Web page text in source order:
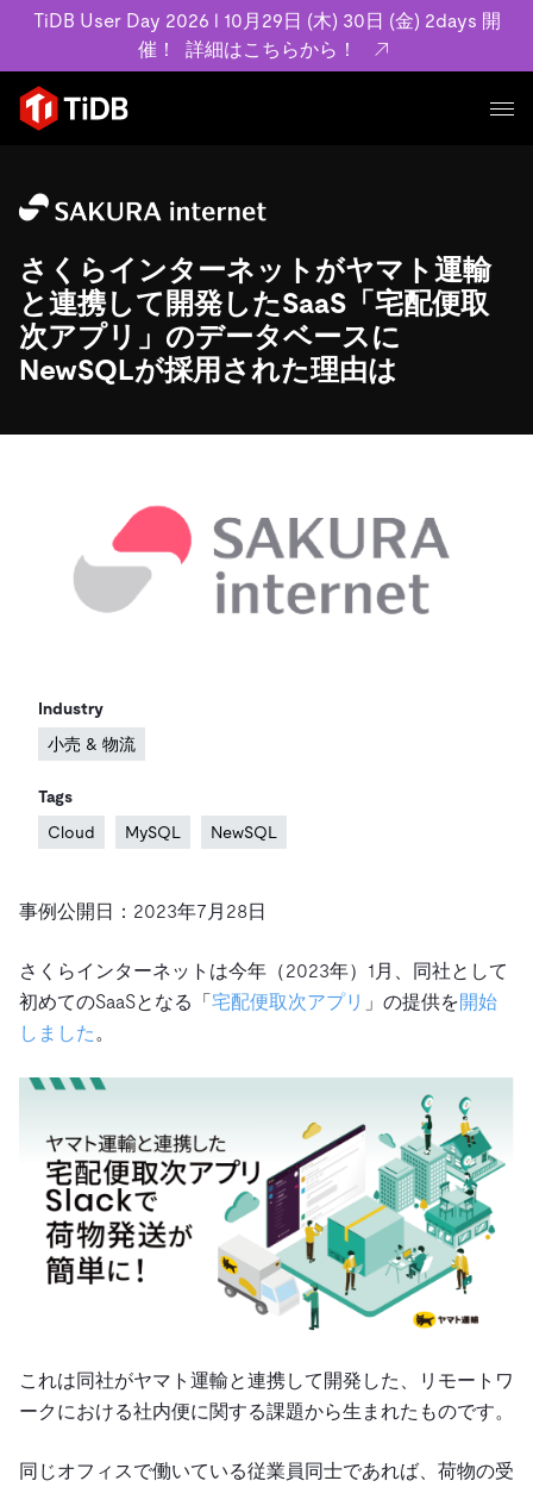
TiDB User Day 2026 l 10月29日 (木) 30日 (金) 2days 開
催！
詳細はこちらから！
プロダクト
MySQL互換の分散データベースで高可用性と水平スケー
ます。
詳細はこちら
TiDB Cloud
TiDB Self-Managed
エコシステム
Integrations
TiKV
ユースケース
事例記事
お客様事例やユーザーによる検証結果の記事などを紹介し
ています。
ユースケース
運用インテリジェンスの活用
リソース
学習コンテンツ
アーカイブ動画
スライド
エンゲージメント
イベント
Developer Hub
Discord Community
TiDB Labs
プライバシーポリシーなど、契約関連の情報を紹介しま
Trust Hub
会社概要
キャリア
ドキュメント
TiDB Cloud
TiDB
開発者ガイド
さくらインターネットがヤマト運輸
と連携して開発したSaaS「宅配便取
次アプリ」のデータベースに
NewSQLが採用された理由は
事例公開日：2023年7月28日
さくらインターネットは今年（2023年）1月、同社として
初めてのSaaSとなる「宅配便取次アプリ 」の提供を開始
しました 。
これは同社がヤマト運輸と連携して開発した、リモートワ
ークにおける社内便に関する課題から生まれたものです。
同じオフィスで働いている従業員同士であれば、荷物の受
Industry
小売 & 物流
Tags
Cloud
MySQL NewSQL